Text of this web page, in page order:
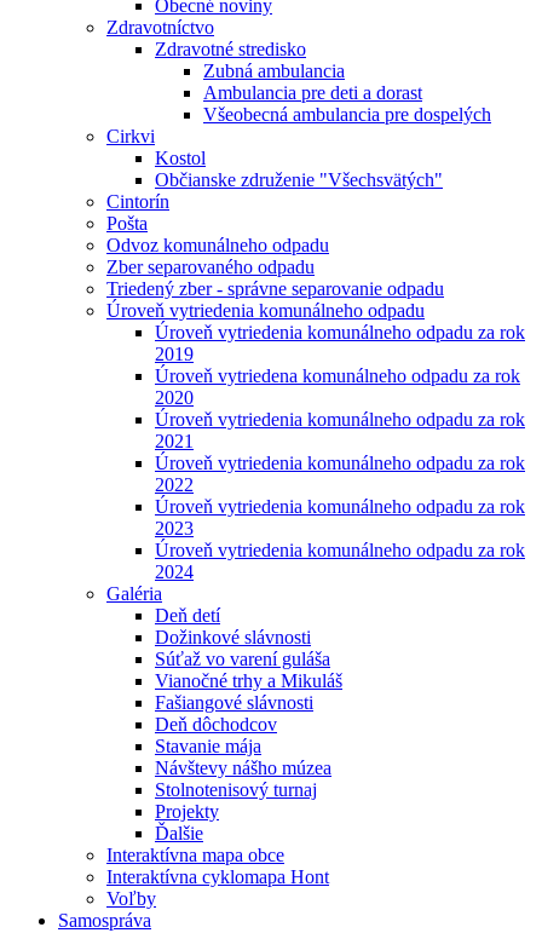
Obecné noviny
Zdravotníctvo
Zdravotné stredisko
Zubná ambulancia
Ambulancia pre deti a dorast
Všeobecná ambulancia pre dospelých
Cirkvi
Kostol
Občianske združenie "Všechsvätých"
Cintorín
Pošta
Odvoz komunálneho odpadu
Zber separovaného odpadu
Triedený zber - správne separovanie odpadu
Úroveň vytriedenia komunálneho odpadu
Úroveň vytriedenia komunálneho odpadu za rok
2019
Úroveň vytriedena komunálneho odpadu za rok
2020
Úroveň vytriedenia komunálneho odpadu za rok
2021
Úroveň vytriedenia komunálneho odpadu za rok
2022
Úroveň vytriedenia komunálneho odpadu za rok
2023
Úroveň vytriedenia komunálneho odpadu za rok
2024
Galéria
Deň detí
Dožinkové slávnosti
Súťaž vo varení guláša
Vianočné trhy a Mikuláš
Fašiangové slávnosti
Deň dôchodcov
Stavanie mája
Návštevy nášho múzea
Stolnotenisový turnaj
Projekty
Ďalšie
Interaktívna mapa obce
Interaktívna cyklomapa Hont
Voľby
Samospráva